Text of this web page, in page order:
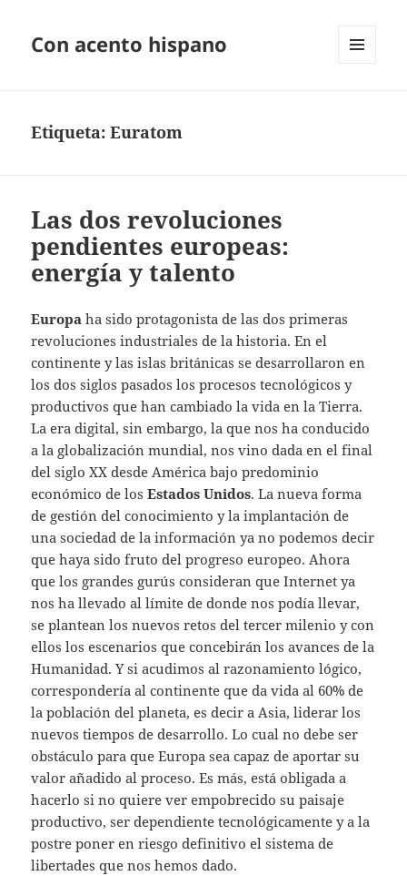
Con acento hispano
Etiqueta:Euratom
Las dos revoluciones
pendientes europeas:
energía y talento
Europa ha sido protagonista de las dos primeras
revoluciones industriales de la historia. En el
continente y las islas británicas se desarrollaron en
los dos siglos pasados los procesos tecnológicos y
productivos que han cambiado la vida en la Tierra.
La era digital, sin embargo, la que nos ha conducido
a la globalización mundial, nos vino dada en el final
del siglo XX desde América bajo predominio
económico de losEstados Unidos. La nueva forma
de gestión del conocimiento y la implantación de
una sociedad de la información ya no podemos decir
que haya sido fruto del progreso europeo. Ahora
que los grandes gurús consideran que Internet ya
nos ha llevado al límite de donde nos podía llevar,
se plantean los nuevos retos del tercer milenio y con
ellos los escenarios que concebirán los avances de la
Humanidad. Y si acudimos al razonamiento lógico,
correspondería al continente que da vida al 60% de
la población del planeta, es decir a Asia, liderar los
nuevos tiempos de desarrollo. Lo cual no debe ser
obstáculo para que Europa sea capaz de aportar su
valor añadido al proceso. Es más, está obligada a
hacerlo si no quiere ver empobrecido su paisaje
productivo, ser dependiente tecnológicamente y a la
postre poner en riesgo definitivo el sistema de
libertades que nos hemos dado.